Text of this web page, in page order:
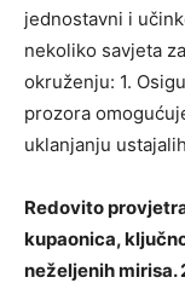
jednostavni i
nekoliko savjeta
okruženju: 1.
prozora
uklanjanju
Redovito
kupaonica,
neželjenih mirisa.